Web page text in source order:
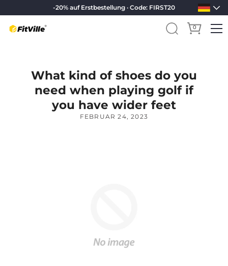
-20% auf Erstbestellung · Code: FIRST20
0
What kind of shoes do you
need when playing golf if
you have wider feet
FEBRUAR 24, 2023